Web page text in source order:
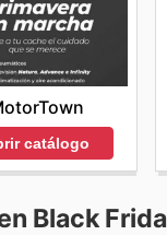
catálogo
Black